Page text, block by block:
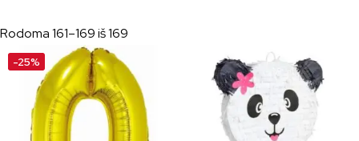
Rodoma 161–169 iš 169
-25%